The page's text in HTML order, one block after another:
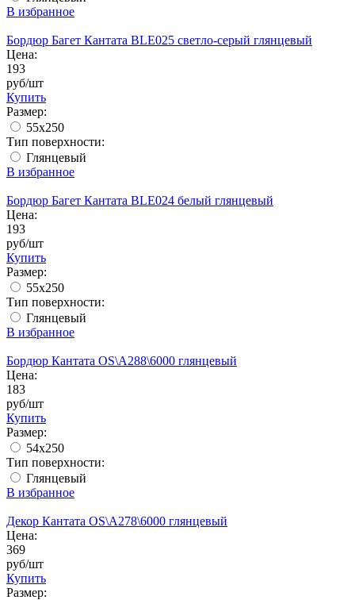
В избранное
Бордюр Багет Кантата BLE025 светло-серый глянцевый
Цена:
193
руб/шт
Купить
Размер:
55x250
Тип поверхности:
Глянцевый
В избранное
Бордюр Багет Кантата BLE024 белый глянцевый
Цена:
193
руб/шт
Купить
Размер:
55x250
Тип поверхности:
Глянцевый
В избранное
Бордюр Кантата OS\A288\6000 глянцевый
Цена:
183
руб/шт
Купить
Размер:
54x250
Тип поверхности:
Глянцевый
В избранное
Декор Кантата OS\A278\6000 глянцевый
Цена:
369
руб/шт
Купить
Размер: